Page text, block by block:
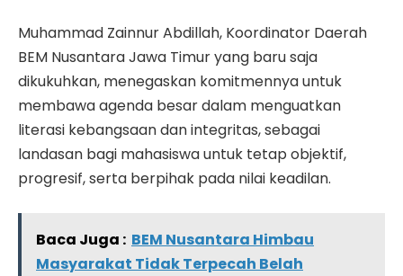
Muhammad Zainnur Abdillah, Koordinator Daerah
BEM Nusantara Jawa Timur yang baru saja
dikukuhkan, menegaskan komitmennya untuk
membawa agenda besar dalam menguatkan
literasi kebangsaan dan integritas, sebagai
landasan bagi mahasiswa untuk tetap objektif,
progresif, serta berpihak pada nilai keadilan.
Baca Juga : BEM Nusantara Himbau
Masyarakat Tidak Terpecah Belah